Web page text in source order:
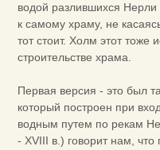
водой разлившихся Нерли
к самому храму, не
тот стоит. Холм этот тоже
строительстве храма.
Первая версия - это был
который построен при
водным путем по рекам
- XVIII в.) говорит нам,